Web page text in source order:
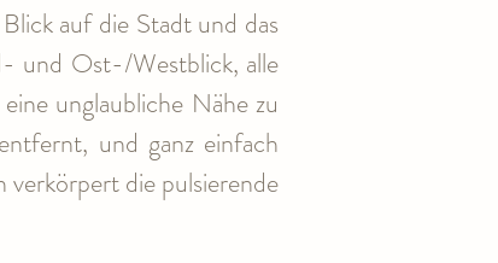
auf die Stadt und das
und Ost-/Westblick, alle
unglaubliche Nähe zu
und ganz einfach
verkörpert die pulsierende